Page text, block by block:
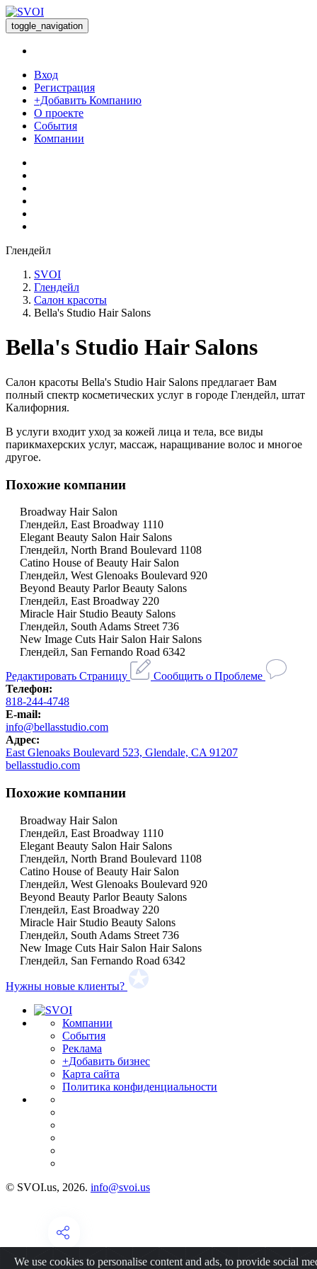
toggle_navigation
Вход
Регистрация
+Добавить Компанию
О проекте
События
Компании
Глендейл
SVOI
Глендейл
Салон красоты
Bella's Studio Hair Salons
Bella's Studio Hair Salons
Салон красоты Bella's Studio Hair Salons предлагает Вам
полный спектр косметических услуг в городе Глендейл, штат
Калифорния.
В услуги входит уход за кожей лица и тела, все виды
парикмахерских услуг, массаж, наращивание волос и многое
другое.
Похожие компании
Broadway Hair Salon
Глендейл, East Broadway 1110
Elegant Beauty Salon Hair Salons
Глендейл, North Brand Boulevard 1108
Catino House of Beauty Hair Salon
Глендейл, West Glenoaks Boulevard 920
Beyond Beauty Parlor Beauty Salons
Глендейл, East Broadway 220
Miracle Hair Studio Beauty Salons
Глендейл, South Adams Street 736
New Image Cuts Hair Salon Hair Salons
Глендейл, San Fernando Road 6342
Редактировать Страницу
Сообщить о Проблеме
Телефон:
818-244-4748
E-mail:
info@bellasstudio.com
Адрес:
East Glenoaks Boulevard 523, Glendale, CA 91207
bellasstudio.com
Похожие компании
Broadway Hair Salon
Глендейл, East Broadway 1110
Elegant Beauty Salon Hair Salons
Глендейл, North Brand Boulevard 1108
Catino House of Beauty Hair Salon
Глендейл, West Glenoaks Boulevard 920
Beyond Beauty Parlor Beauty Salons
Глендейл, East Broadway 220
Miracle Hair Studio Beauty Salons
Глендейл, South Adams Street 736
New Image Cuts Hair Salon Hair Salons
Глендейл, San Fernando Road 6342
Нужны новые клиенты?
Компании
События
Реклама
+Добавить бизнес
Карта сайта
Политика конфиденциальности
© SVOI.us, 2026. info@svoi.us
We use cookies to personalise content and ads, to provide social